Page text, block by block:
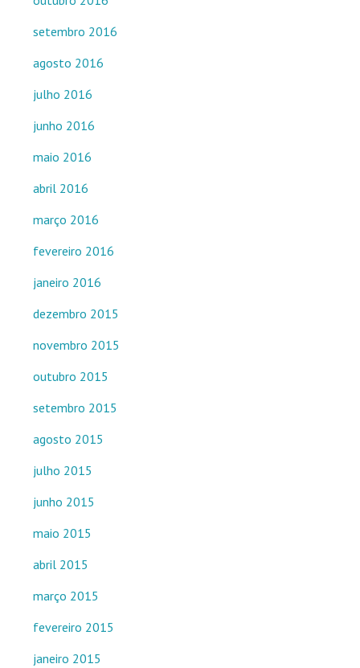
setembro 2016
agosto 2016
julho 2016
junho 2016
maio 2016
abril 2016
março 2016
fevereiro 2016
janeiro 2016
dezembro 2015
novembro 2015
outubro 2015
setembro 2015
agosto 2015
julho 2015
junho 2015
maio 2015
abril 2015
março 2015
fevereiro 2015
janeiro 2015